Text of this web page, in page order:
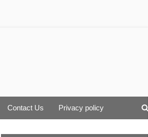
Contact Us Privacy policy